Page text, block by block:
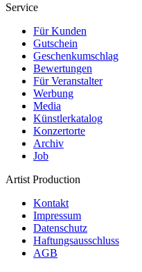
Service
Für Kunden
Gutschein
Geschenkumschlag
Bewertungen
Für Veranstalter
Werbung
Media
Künstlerkatalog
Konzertorte
Archiv
Job
Artist Production
Kontakt
Impressum
Datenschutz
Haftungsausschluss
AGB